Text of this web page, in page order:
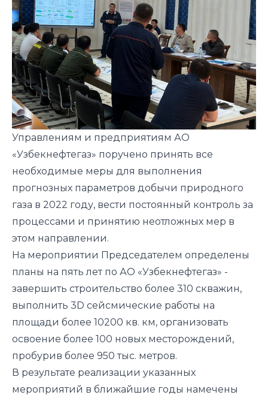
Управлениям и предприятиям АО
«Узбекнефтегаз» поручено принять все
необходимые меры для выполнения
прогнозных параметров добычи природного
газа в 2022 году, вести постоянный контроль за
процессами и принятию неотложных мер в
этом направлении.
На мероприятии Председателем определены
планы на пять лет по АО «Узбекнефтегаз» -
завершить строительство более 310 скважин,
выполнить 3D сейсмические работы на
площади более 10200 кв. км, организовать
освоение более 100 новых месторождений,
пробурив более 950 тыс. метров.
В результате реализации указанных
мероприятий в ближайшие годы намечены